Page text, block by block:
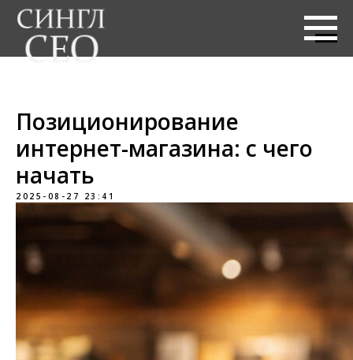
Позиционирование
интернет-магазина: с чего
начать
2025-08-27 23:41